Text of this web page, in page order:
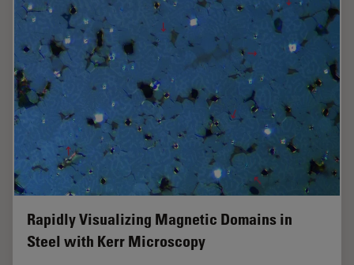
Rapidly Visualizing Magnetic Domains in
Steel with Kerr Microscopy